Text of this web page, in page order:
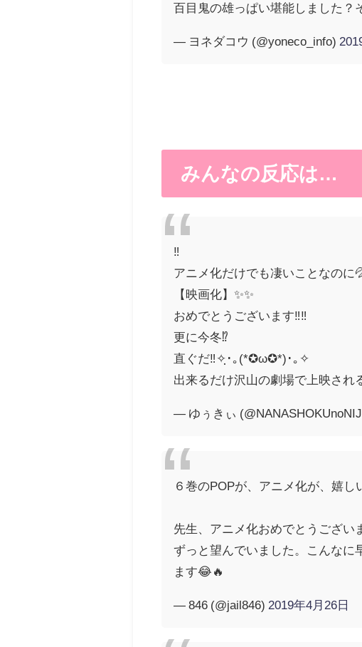
百目鬼の雄っぱい堪能しました？
— ヨネダコウ (@yoneco_info)
みんなの反応は…
‼️
アニメ化だけでも凄いことなのに
【映画化】✨✨
おめでとうございます‼️‼️
更に今冬⁉️
直ぐだ‼️✧ฺ･｡(*✪ω✪*)･｡✧
出来るだけ沢山の劇場で上映され
— ゆぅきぃ
６巻のPOPが、アニメ化が、嬉
先生、アニメ化おめでとうござい
ずっと望んでいました。こんなに
ます😂🔥
— 846 (@jail846) 2019年4月26日